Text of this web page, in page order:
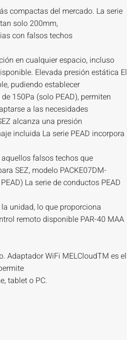
compactas del mercado. La serie
solo 200mm,
con falsos techos
en cualquier espacio, incluso
Elevada presión estática El
pudiendo establecer
150Pa (solo PEAD), permiten
a las necesidades
alcanza una presión
incluida La serie PEAD incorpora
falsos techos que
SEZ, modelo PACKE07DM-
La serie de conductos PEAD
unidad, lo que proporciona
remoto disponible PAR-40 MAA
Adaptador WiFi MELCloudTM es el
tablet o PC.